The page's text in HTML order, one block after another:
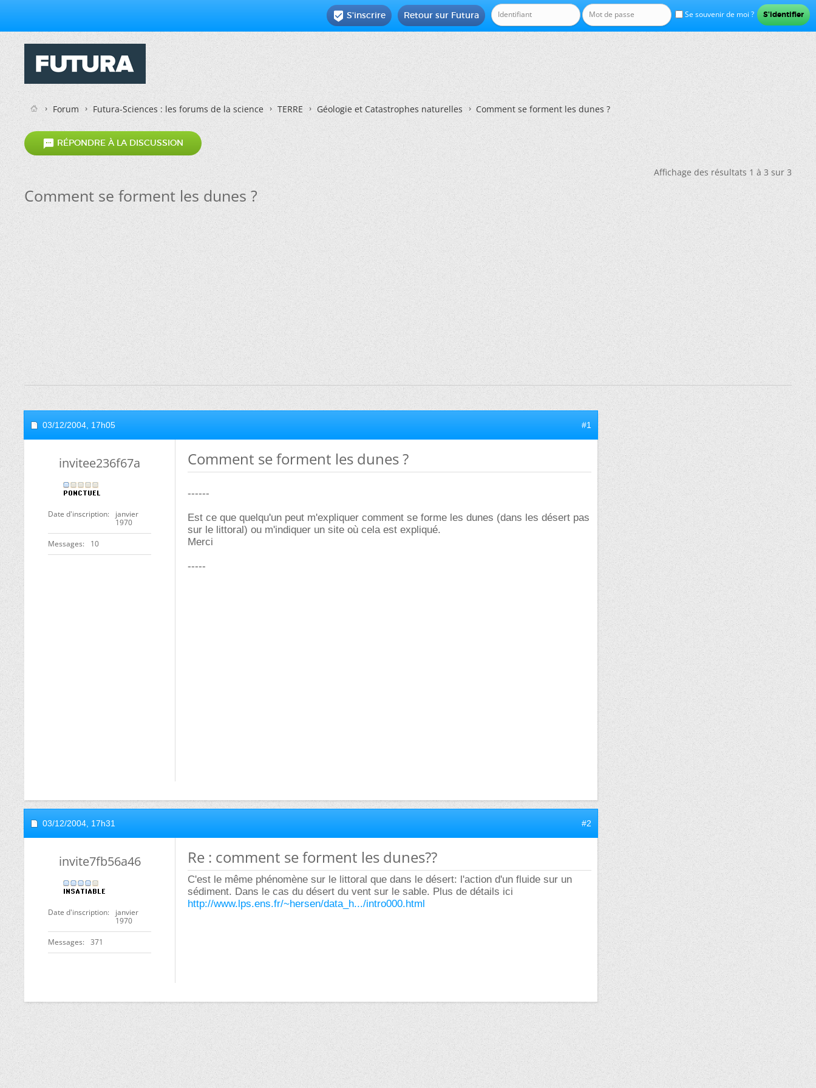
Se souvenir de moi ?
Retour sur Futura
 S'inscrire
Forum Futura-Sciences : les forums de la science TERRE Géologie et Catastrophes naturelles Comment se forment les dunes ?
 RÉPONDRE À LA DISCUSSION
Affichage des résultats 1 à 3 sur 3
Comment se forment les dunes ?
03/12/2004, 17h05 #1
invitee236f67a
Date d'inscription
janvier
1970
Messages 10
Comment se forment les dunes ?
------
Est ce que quelqu'un peut m'expliquer comment se forme les dunes (dans les désert pas
sur le littoral) ou m'indiquer un site où cela est expliqué.
Merci
-----
03/12/2004, 17h31 #2
invite7fb56a46
Date d'inscription
janvier
1970
Messages 371
Re : comment se forment les dunes??
C'est le même phénomène sur le littoral que dans le désert: l'action d'un fluide sur un
sédiment. Dans le cas du désert du vent sur le sable. Plus de détails ici
http://www.lps.ens.fr/~hersen/data_h.../intro000.html